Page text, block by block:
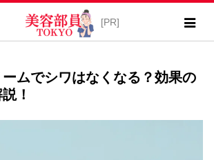
ムでシワはなくなる？効果の
！